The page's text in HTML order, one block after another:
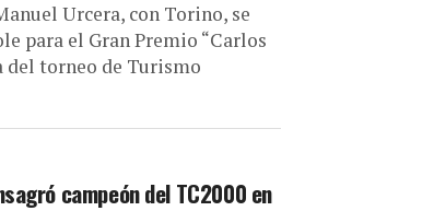
Urcera, con Torino, se
para el Gran Premio “Carlos
del torneo de Turismo
campeón del TC2000 en